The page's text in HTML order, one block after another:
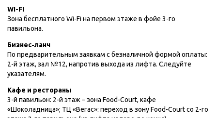
WI-FI
Зона бесплатного Wi-Fi на первом этаже в фойе 3-го
павильона.
Бизнес-ланч
По предварительным заявкам с безналичной формой оплаты:
2-й этаж, зал №12, напротив выхода из лифта. Следуйте
указателям.
Кафе и рестораны
3-й павильон: 2-й этаж – зона Food-Court, кафе
«Шоколадница»; ТЦ «Вегас»: переход в зону Food-Court со 2-го